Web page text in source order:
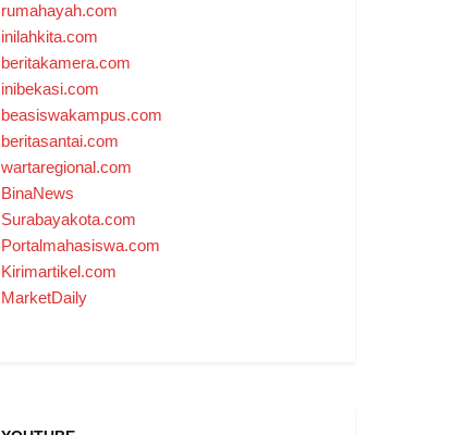
rumahayah.com
inilahkita.com
beritakamera.com
inibekasi.com
beasiswakampus.com
beritasantai.com
wartaregional.com
BinaNews
Surabayakota.com
Portalmahasiswa.com
Kirimartikel.com
MarketDaily